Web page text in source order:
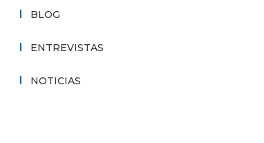
BLOG
ENTREVISTAS
NOTICIAS